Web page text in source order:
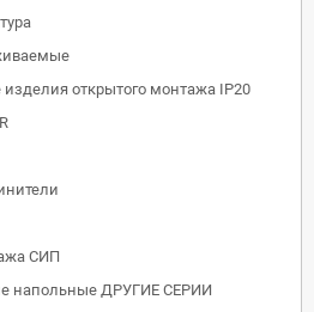
открытого монтажа IP20
СИП
напольные ДРУГИЕ СЕРИИ